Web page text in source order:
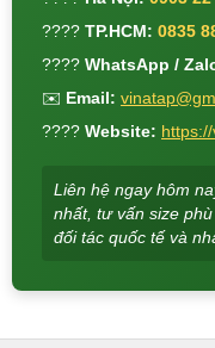
???? TP.HCM: 0835
???? WhatsApp /
✉️ Email:
???? Website:
Liên hệ ngay hôm
nhất, tư vấn size
đối tác quốc tế và